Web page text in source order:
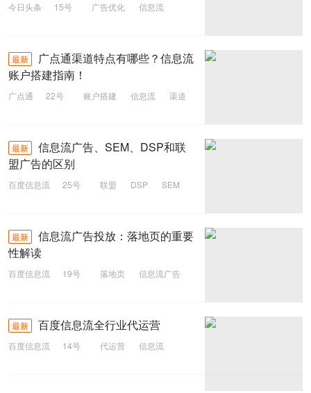
今日头条 15号 广告优化 信息流
最新
广点通渠道特点有哪些？信息流
账户搭建指南！
广点通 22号 账户搭建 信息流
渠道
最新
信息流广告、SEM、DSP和联
盟广告的区别
百度信息流 25号 联盟 DSP
SEM
最新
信息流广告投放：落地页的重要
性解读
百度信息流 19号 落地页
信息流广告
最新 百度信息流全行业代运营
百度信息流 14号 代运营
信息流